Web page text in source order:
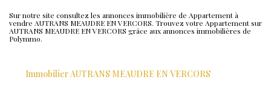
Sur notre site consultez les annonces immobilière de Appartement à
vendre AUTRANS MEAUDRE EN VERCORS. Trouvez votre Appartement sur
AUTRANS MEAUDRE EN VERCORS grâce aux annonces immobilières de
Polymmo.
Immobilier AUTRANS MEAUDRE EN VERCORS